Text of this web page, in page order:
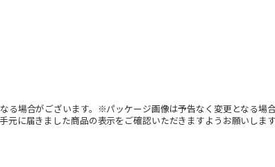
る場合がございます。※パッケージ画像は予告なく変更となる場
元に届きました商品の表示をご確認いただきますようお願いします